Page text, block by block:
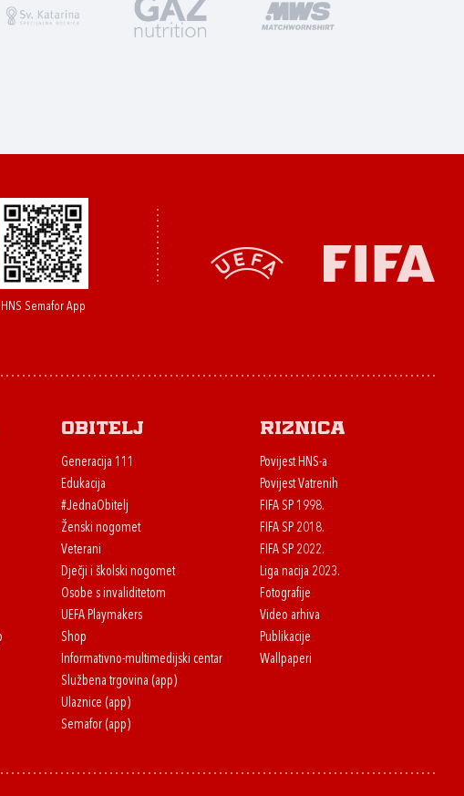
HNS Semafor App
Obitelj
Generacija 111
Edukacija
#JednaObitelj
Ženski nogomet
Veterani
Dječji i školski nogomet
Osobe s invaliditetom
UEFA Playmakers
Shop
Informativno-multimedijski centar
Službena trgovina (app)
Ulaznice (app)
Semafor (app)
Riznica
Povijest HNS-a
Povijest Vatrenih
FIFA SP 1998.
FIFA SP 2018.
FIFA SP 2022.
Liga nacija 2023.
Fotografije
Video arhiva
Publikacije
Wallpaperi